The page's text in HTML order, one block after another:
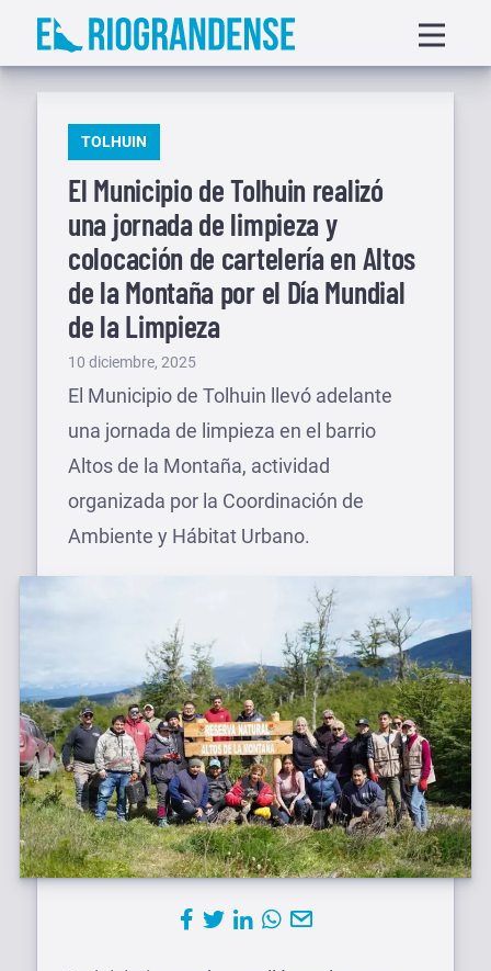
Saltar
menu
PUBLICADO
TOLHUIN
El Municipio de Tolhuin realizó
una jornada de limpieza y
colocación de cartelería en Altos
de la Montaña por el Día Mundial
de la Limpieza
Publicado
el
10 diciembre, 2025
El Municipio de Tolhuin llevó adelante
una jornada de limpieza en el barrio
Altos de la Montaña, actividad
organizada por la Coordinación de
Ambiente y Hábitat Urbano.